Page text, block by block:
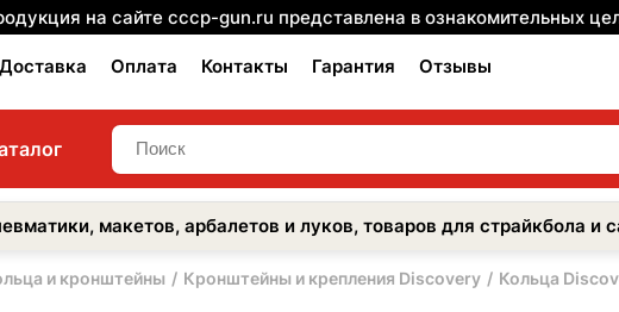
на сайте cccp-gun.ru представлена в ознакомительных
Доставка Оплата Контакты Гарантия Отзывы
макетов, арбалетов и луков, товаров для страйкбола
и кронштейны Кронштейны и крепления Discovery Кольца